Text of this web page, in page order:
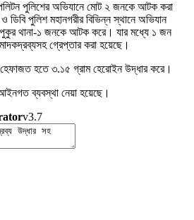
পুলিশের অভিযানে মোট ২ জনকে আটক করা
ডিবি পুলিশ মহানগরীর বিভিন্ন স্থানে অভিযান
থানা-১ জনকে আটক করে। যার মধ্যে ১ জন
গ্রেপ্তার করা হয়েছে।
হতে ৩.১৫ গ্রাম হেরোইন উদ্ধার করে।
ব্যবস্থা নেয়া হয়েছে।
v3.7